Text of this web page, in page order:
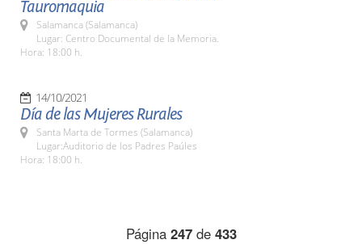
Tauromaquia
Salamanca (Salamanca)
Lugar: Centro Documental de la Memoria.
Hora: 18:00 h.
14/10/2021
Día de las Mujeres Rurales
Santa Marta de Tormes (Salamanca)
Lugar:Auditorio de los Padres Paúles
Hora: 18:00 h.
Página 247de 433